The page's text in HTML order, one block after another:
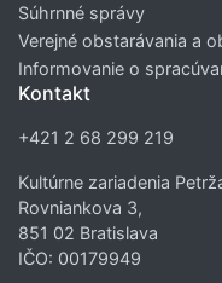
Súhrnné správy
Verejné obstarávania a
Informovanie o
Kontakt
+421 2 68 299 219
Kultúrne zariadenia
Rovniankova 3,
851 02 Bratislava
IČO: 00179949